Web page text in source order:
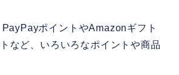
ポイントやAmazonギフト
など、いろいろなポイントや商品